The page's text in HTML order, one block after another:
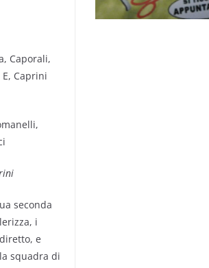
Caporali,
Caprini
seconda
i
e
squadra di